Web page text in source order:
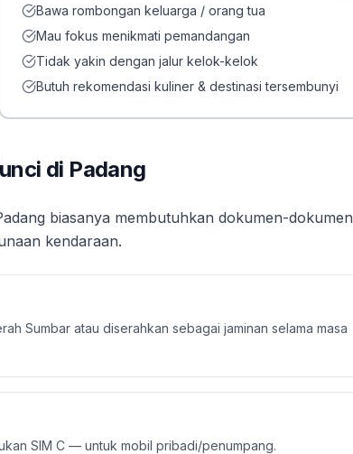
Bawa rombongan keluarga / orang tua
Mau fokus menikmati pemandangan
Tidak yakin dengan jalur kelok-kelok
Butuh rekomendasi kuliner & destinasi tersembunyi
di Padang
biasanya membutuhkan dokumen-dokumen
kendaraan.
Sumbar atau diserahkan sebagai jaminan selama masa
SIM C — untuk mobil pribadi/penumpang.